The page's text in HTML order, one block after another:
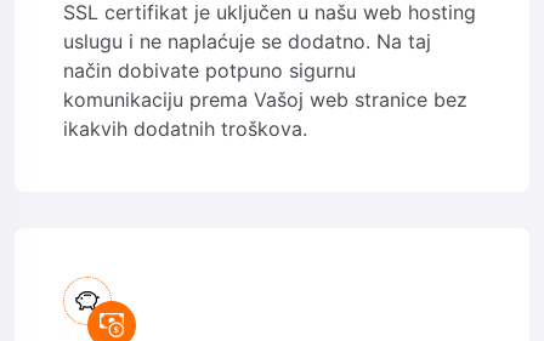
SSL certifikat je uključen u našu web hosting
uslugu i ne naplaćuje se dodatno. Na taj
način dobivate potpuno sigurnu
komunikaciju prema Vašoj web stranice bez
ikakvih dodatnih troškova.